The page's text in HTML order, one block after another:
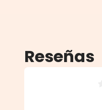
Reseñas